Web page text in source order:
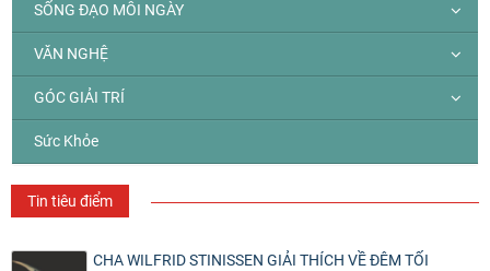
SỐNG ĐẠO MỖI NGÀY
VĂN NGHỆ
GÓC GIẢI TRÍ
Sức Khỏe
Tin tiêu điểm
CHA WILFRID STINISSEN GIẢI THÍCH VỀ ĐÊM TỐI